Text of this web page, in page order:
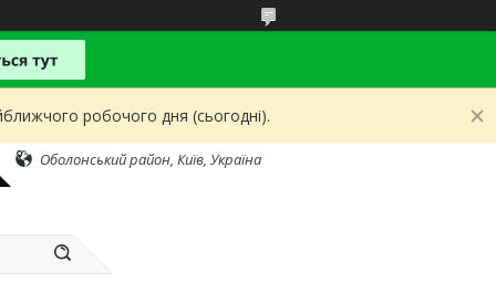
робочого дня (сьогодні).
Оболонський район, Київ, Україна